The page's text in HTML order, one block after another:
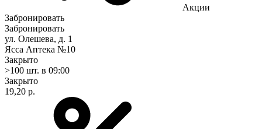
Акции
Забронировать
Забронировать
ул. Олешева, д. 1
Ясса Аптека №10
Закрыто
>100 шт. в 09:00
Закрыто
19,20 р.